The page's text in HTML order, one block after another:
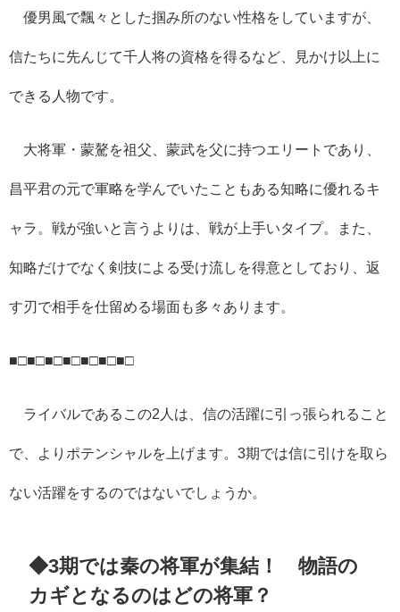
優男風で飄々とした掴み所のない性格をしていますが、
信たちに先んじて千人将の資格を得るなど、見かけ以上に
できる人物です。
大将軍・蒙驁を祖父、蒙武を父に持つエリートであり、
昌平君の元で軍略を学んでいたこともある知略に優れるキ
ャラ。戦が強いと言うよりは、戦が上手いタイプ。また、
知略だけでなく剣技による受け流しを得意としており、返
す刃で相手を仕留める場面も多々あります。
■□■□■□■□■□■□■□
ライバルであるこの2 人は、信の活躍に引っ張られること
で、よりポテンシャルを上げます。 3期では信に引けを取ら
ない活躍をするのではないでしょうか。
◆3期では秦の将軍が集結！ 物語の
カギとなるのはどの将軍？